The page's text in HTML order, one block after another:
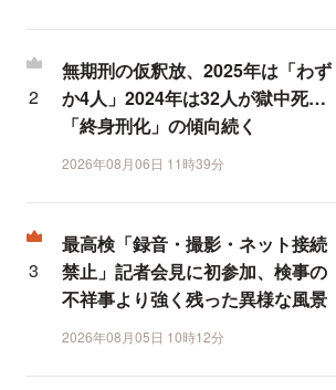
無期刑の仮釈放、2025年は「わず
か4人」2024年は32人が獄中死…
「終身刑化」の傾向続く
2026年08月06日 11時39分
最高検「録音・撮影・ネット接続
禁止」記者会見に初参加、検事の
不祥事より強く残った異様な風景
2026年08月05日 10時12分